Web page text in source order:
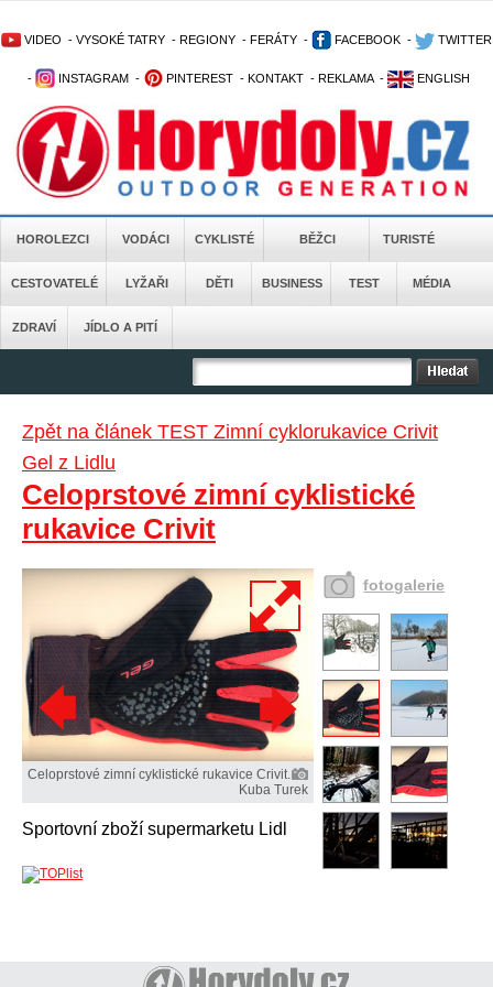
VIDEO - VYSOKÉ TATRY - REGIONY - FERÁTY - FACEBOOK - TWITTER
- INSTAGRAM - PINTEREST - KONTAKT - REKLAMA - ENGLISH
HOROLEZCI VODÁCI CYKLISTÉ BĚŽCI TURISTÉ
CESTOVATELÉ LYŽAŘI DĚTI BUSINESS TEST MÉDIA
ZDRAVÍ JÍDLO A PITÍ
Zpět na článek TEST Zimní cyklorukavice Crivit
Gel z Lidlu
Celoprstové zimní cyklistické
rukavice Crivit
Celoprstové zimní cyklistické rukavice Crivit.
Kuba Turek
Sportovní zboží supermarketu Lidl
fotogalerie